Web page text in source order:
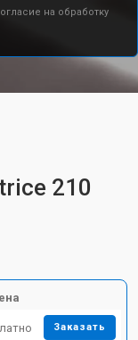
на обработку
210
Заказать